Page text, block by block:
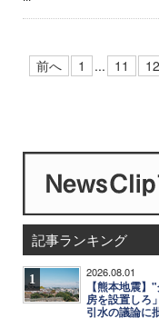
前へ 1 ... 11 12
記事ランキング
1 2026.08.01
【熊本地震
房を設置しろ
引水の議論に